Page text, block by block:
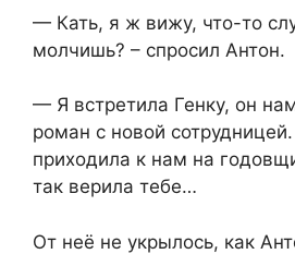
— Кать, я ж вижу, что-то
молчишь? – спросил Антон.
— Я встретила Генку, он
роман с новой
приходила к нам на
так верила тебе…
От неё не укрылось, как